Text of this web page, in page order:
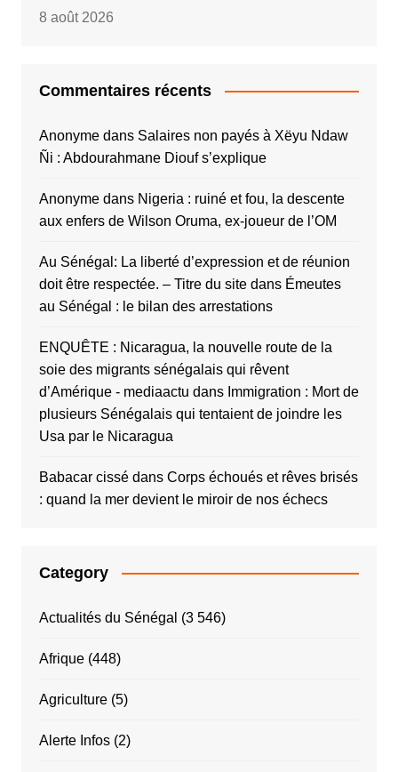
8 août 2026
Commentaires récents
Anonymedans Salaires non payés à Xëyu Ndaw
Ñi : Abdourahmane Diouf s’explique
Anonymedans Nigeria : ruiné et fou, la descente
aux enfers de Wilson Oruma, ex-joueur de l’OM
Au Sénégal: La liberté d’expression et de réunion
doit être respectée. – Titre du sitedans Émeutes
au Sénégal : le bilan des arrestations
ENQUÊTE : Nicaragua, la nouvelle route de la
soie des migrants sénégalais qui rêvent
d’Amérique - mediaactu dans Immigration : Mort de
plusieurs Sénégalais qui tentaient de joindre les
Usa par le Nicaragua
Babacar cissédans Corps échoués et rêves brisés
: quand la mer devient le miroir de nos échecs
Category
Actualités du Sénégal (3 546)
Afrique(448)
Agriculture(5)
Alerte Infos(2)